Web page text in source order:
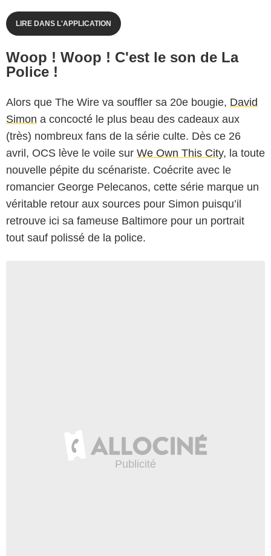
LIRE DANS L'APPLICATION
Woop ! Woop ! C'est le son de La
Police !
Alors que The Wire va souffler sa 20e bougie, David
Simon a concocté le plus beau des cadeaux aux
(très) nombreux fans de la série culte. Dès ce 26
avril, OCS lève le voile sur We Own This City, la toute
nouvelle pépite du scénariste. Coécrite avec le
romancier George Pelecanos, cette série marque un
véritable retour aux sources pour Simon puisqu’il
retrouve ici sa fameuse Baltimore pour un portrait
tout sauf polissé de la police.